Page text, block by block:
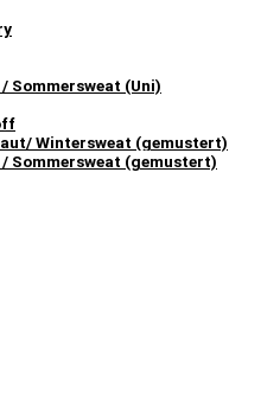
Sommersweat (Uni)
Wintersweat (gemustert)
Sommersweat (gemustert)